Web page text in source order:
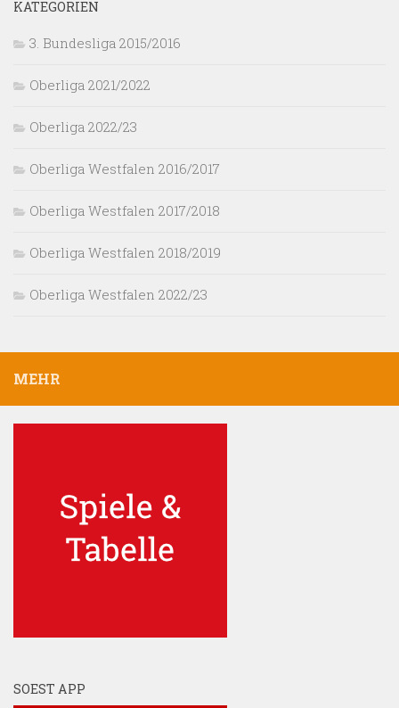
KATEGORIEN
3. Bundesliga 2015/2016
Oberliga 2021/2022
Oberliga 2022/23
Oberliga Westfalen 2016/2017
Oberliga Westfalen 2017/2018
Oberliga Westfalen 2018/2019
Oberliga Westfalen 2022/23
MEHR
SOEST APP